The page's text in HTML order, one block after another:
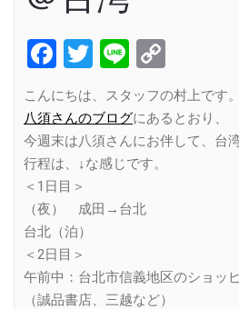
Facebook
Twitter
Line
Link
こんにちは、スタッフの村上です。
八須さんのブログにあるとおり、
今週末は八須さんにお伴して、台
行程は、↓な感じです。
＜1日目＞
（夜） 成田→台北
台北（泊）
＜2日目＞
午前中：台北市信義地区のショッ
（誠品書店、三越など）